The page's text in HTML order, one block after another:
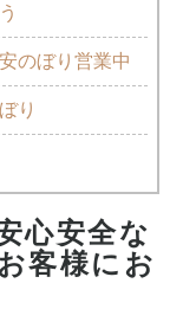
のぼり営業中
り
心安全な
客様にお